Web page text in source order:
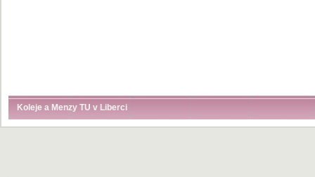
Koleje a Menzy TU v Liberci